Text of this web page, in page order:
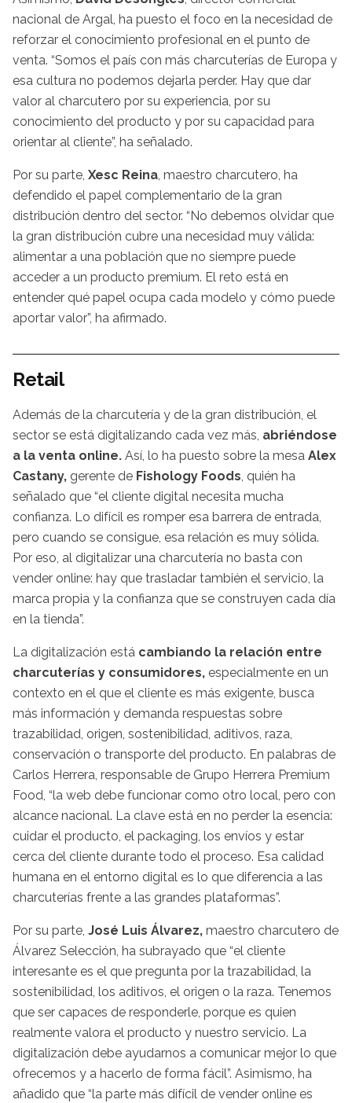
nacional de Argal, ha puesto el foco en la necesidad de
reforzar el conocimiento profesional en el punto de
venta. “Somos el país con más charcuterías de Europa y
esa cultura no podemos dejarla perder. Hay que dar
valor al charcutero por su experiencia, por su
conocimiento del producto y por su capacidad para
orientar al cliente”, ha señalado.
Por su parte, Xesc Reina, maestro charcutero, ha
defendido el papel complementario de la gran
distribución dentro del sector. “No debemos olvidar que
la gran distribución cubre una necesidad muy válida:
alimentar a una población que no siempre puede
acceder a un producto premium. El reto está en
entender qué papel ocupa cada modelo y cómo puede
aportar valor”, ha afirmado.
Retail
Además de la charcutería y de la gran distribución, el
sector se está digitalizando cada vez más, abriéndose
a la venta online. Así, lo ha puesto sobre la mesa Alex
Castany, gerente de Fishology Foods, quién ha
señalado que “el cliente digital necesita mucha
confianza. Lo difícil es romper esa barrera de entrada,
pero cuando se consigue, esa relación es muy sólida.
Por eso, al digitalizar una charcutería no basta con
vender online: hay que trasladar también el servicio, la
marca propia y la confianza que se construyen cada día
en la tienda”.
La digitalización está cambiando la relación entre
charcuterías y consumidores, especialmente en un
contexto en el que el cliente es más exigente, busca
más información y demanda respuestas sobre
trazabilidad, origen, sostenibilidad, aditivos, raza,
conservación o transporte del producto. En palabras de
Carlos Herrera, responsable de Grupo Herrera Premium
Food, “la web debe funcionar como otro local, pero con
alcance nacional. La clave está en no perder la esencia:
cuidar el producto, el packaging, los envíos y estar
cerca del cliente durante todo el proceso. Esa calidad
humana en el entorno digital es lo que diferencia a las
charcuterías frente a las grandes plataformas”.
Por su parte, José Luis Álvarez, maestro charcutero de
Álvarez Selección, ha subrayado que “el cliente
interesante es el que pregunta por la trazabilidad, la
sostenibilidad, los aditivos, el origen o la raza. Tenemos
que ser capaces de responderle, porque es quien
realmente valora el producto y nuestro servicio. La
digitalización debe ayudarnos a comunicar mejor lo que
ofrecemos y a hacerlo de forma fácil”. Asimismo, ha
añadido que “la parte más difícil de vender online es